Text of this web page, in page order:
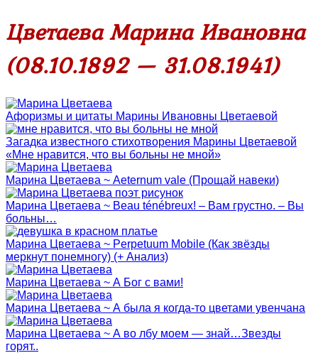
Цветаева Марина Ивановна
(08.10.1892 — 31.08.1941)
Афоризмы и цитаты Марины Ивановны Цветаевой
Загадка известного стихотворения Марины Цветаевой
«Мне нравится, что вы больны не мной»
Марина Цветаева ~ Aeternum vale (Прощай навеки)
Марина Цветаева ~ Beau ténébreux! – Вам грустно. – Вы
больны…
Марина Цветаева ~ Perpetuum Mobile (Как звёзды
меркнут понемногу) (+ Анализ)
Марина Цветаева ~ А Бог с вами!
Марина Цветаева ~ А была я когда-то цветами увенчана
Марина Цветаева ~ А во лбу моем — знай…Звезды
горят..